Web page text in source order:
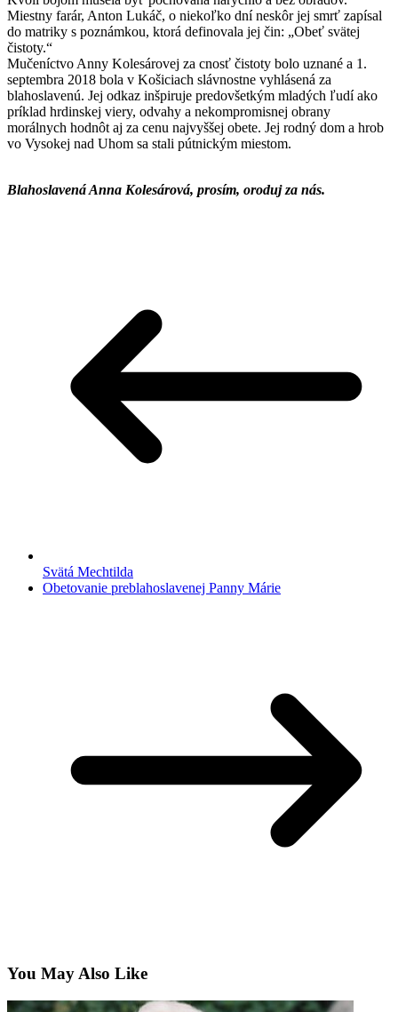
Miestny farár, Anton Lukáč, o niekoľko dní neskôr jej smrť zapísal
do matriky s poznámkou, ktorá definovala jej čin: „Obeť svätej
čistoty.“
Mučeníctvo Anny Kolesárovej za cnosť čistoty bolo uznané a 1.
septembra 2018 bola v Košiciach slávnostne vyhlásená za
blahoslavenú. Jej odkaz inšpiruje predovšetkým mladých ľudí ako
príklad hrdinskej viery, odvahy a nekompromisnej obrany
morálnych hodnôt aj za cenu najvyššej obete. Jej rodný dom a hrob
vo Vysokej nad Uhom sa stali pútnickým miestom.
Blahoslavená Anna Kolesárová, prosím, oroduj za nás.
Svätá Mechtilda
Obetovanie preblahoslavenej Panny Márie
You May Also Like